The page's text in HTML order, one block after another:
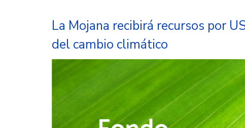
La Mojana recibirá recursos por
del cambio climático